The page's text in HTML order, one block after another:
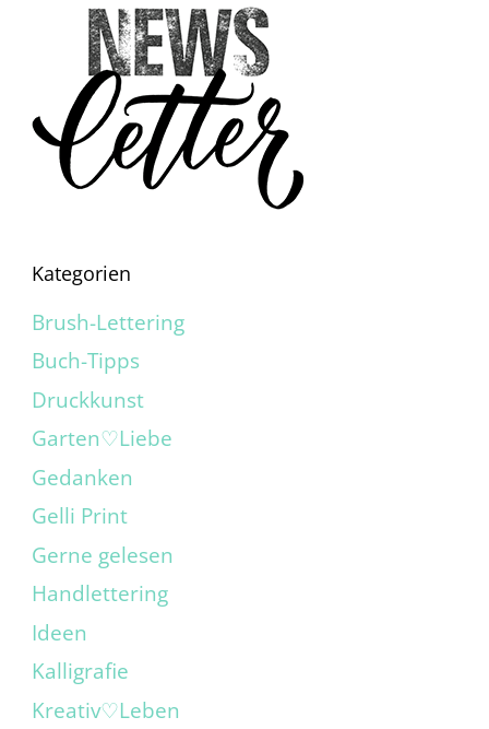
Kategorien
Brush-Lettering
Buch-Tipps
Druckkunst
Garten♡Liebe
Gedanken
Gelli Print
Gerne gelesen
Handlettering
Ideen
Kalligrafie
Kreativ♡Leben